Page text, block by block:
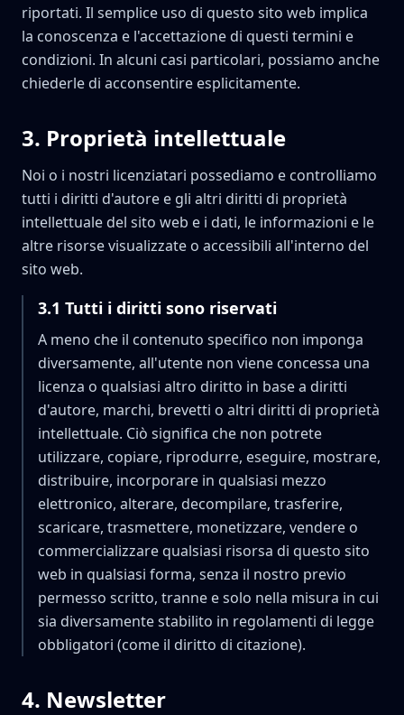
riportati. Il semplice uso di questo sito web implica
la conoscenza e l'accettazione di questi termini e
condizioni. In alcuni casi particolari, possiamo anche
chiederle di acconsentire esplicitamente.
3. Proprietà intellettuale
Noi o i nostri licenziatari possediamo e controlliamo
tutti i diritti d'autore e gli altri diritti di proprietà
intellettuale del sito web e i dati, le informazioni e le
altre risorse visualizzate o accessibili all'interno del
sito web.
3.1 Tutti i diritti sono riservati
A meno che il contenuto specifico non imponga
diversamente, all'utente non viene concessa una
licenza o qualsiasi altro diritto in base a diritti
d'autore, marchi, brevetti o altri diritti di proprietà
intellettuale. Ciò significa che non potrete
utilizzare, copiare, riprodurre, eseguire, mostrare,
distribuire, incorporare in qualsiasi mezzo
elettronico, alterare, decompilare, trasferire,
scaricare, trasmettere, monetizzare, vendere o
commercializzare qualsiasi risorsa di questo sito
web in qualsiasi forma, senza il nostro previo
permesso scritto, tranne e solo nella misura in cui
sia diversamente stabilito in regolamenti di legge
obbligatori (come il diritto di citazione).
4. Newsletter